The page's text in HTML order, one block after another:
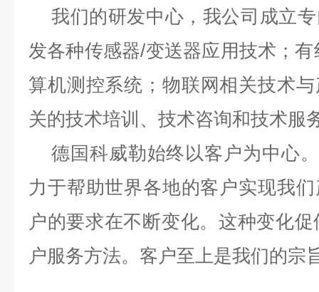
我们的研发中心，我公司成立
发各种传感器/变送器应用技术；
算机测控系统；物联网相关技术
关的技术培训、技术咨询和技术服
德国科威勒始终以客户为中心。
力于帮助世界各地的客户实现我
户的要求在不断变化。这种变化
户服务方法。客户至上是我们的宗